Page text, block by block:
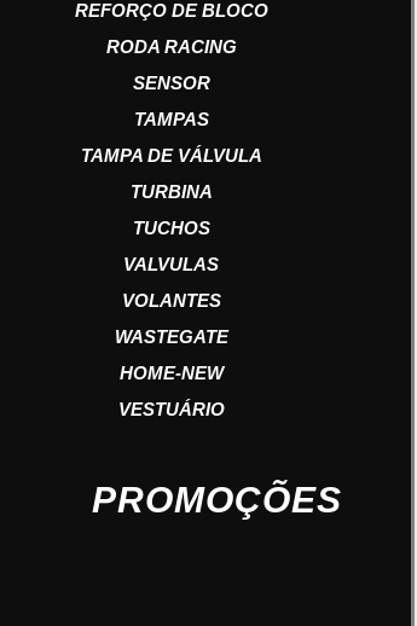
REFORÇO DE BLOCO
RODA RACING
SENSOR
TAMPAS
TAMPA DE VÁLVULA
TURBINA
TUCHOS
VALVULAS
VOLANTES
WASTEGATE
HOME-NEW
VESTUÁRIO
PROMOÇÕES